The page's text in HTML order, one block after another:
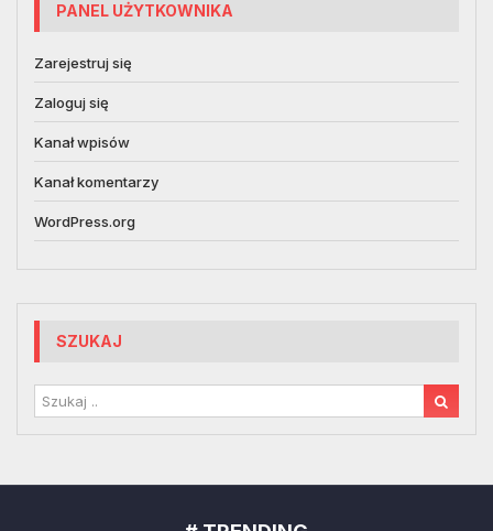
PANEL UŻYTKOWNIKA
Zarejestruj się
Zaloguj się
Kanał wpisów
Kanał komentarzy
WordPress.org
SZUKAJ